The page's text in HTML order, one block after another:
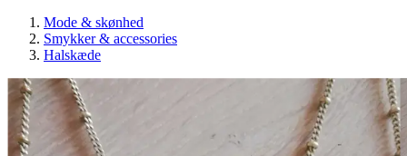
Mode & skønhed
Smykker & accessories
Halskæde